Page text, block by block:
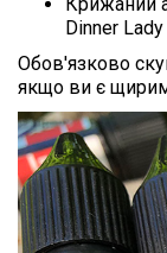
Dinner
Обов'язково
якщо ви є